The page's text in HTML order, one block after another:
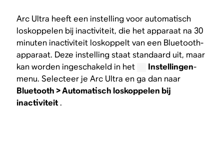
Arc Ultra heeft een instelling voor automatisch
loskoppelen bij inactiviteit, die het apparaat na 30
minuten inactiviteit loskoppelt van een Bluetooth-
apparaat. Deze instelling staat standaard uit, maar
kan worden ingeschakeld in het
Instellingen-
menu. Selecteer je Arc Ultra en ga dan naar
Bluetooth > Automatisch loskoppelen bij
inactiviteit.